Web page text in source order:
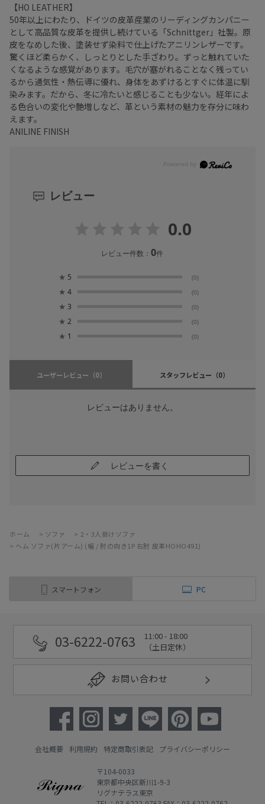
【HO LEATHER】
50年以上にわたり、ドイツの皮革産業のリーディングカンパニー
として高品質な皮革を提供し続けている「Schnittger」社製。原
皮をなめした後、塗装せず染料で仕上げたアニリンレザーです。
驚くほど柔らかく、しっとりとした手ざわり。ずっと触れていた
くなるような感覚があります。毛穴が塞がれることなく残ってい
るから通気性・熱伝導に優れ、身体をあずけるとすぐに体温に馴
染みます。だから、冬に冷たいと感じることも少ない。経年によ
る色合いの変化や艶増しなど、革という素材の魅力を存分に味わ
えます。
ANILINE FINISH
レビュー
0.0
レビュー件数：0件
★ 5 (0)
★ 4 (0)
★ 3 (0)
★ 2 (0)
★ 1 (0)
ユーザーレビュー （0） スタッフレビュー （0）
レビューはありません。
レビューを書く
ホーム > ソファ > 2・3人掛けソファ
> ヘム ソファ(片アーム) (幅 / 肘の向き1P 右肘 皮革HOHO491)
スマートフォン PC
03-6222-0763
11:00 - 18:00
（土日定休）
お問い合わせ
会社概要 利用規約 特定商取引表記 プライバシーポリシー
〒104-0033
東京都中央区新川1-9-3
リグナテラス東京